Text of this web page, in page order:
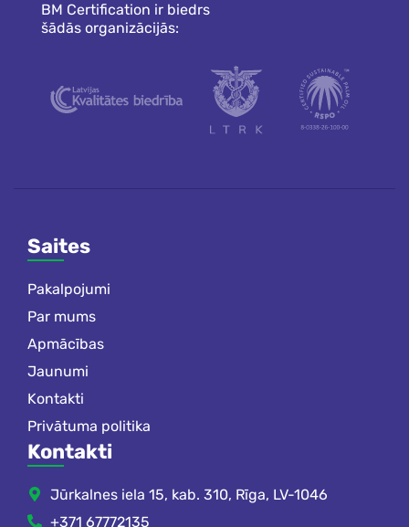
BM Certification ir biedrs
šādās organizācijās:
Saites
Pakalpojumi
Par mums
Apmācības
Jaunumi
Kontakti
Privātuma politika
Kontakti
Jūrkalnes iela 15, kab. 310, Rīga, LV-1046
+371 67772135